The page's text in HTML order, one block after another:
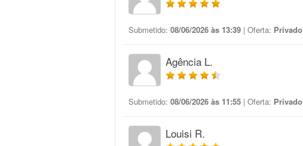
Submetido: 08/06/2026 às 13:39 | Oferta: Privado
Agência L.
Submetido: 08/06/2026 às 11:55 | Oferta: Privado
Louisi R.